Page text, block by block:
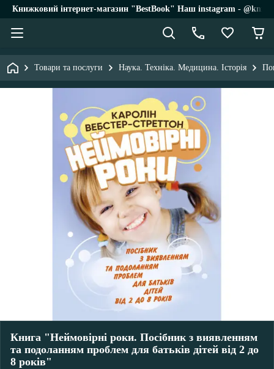
Книжковий інтернет-магазин "BestBook" Наш instagram -
Товари та послуги Наука. Техніка. Медицина. Історія
Книга "Неймовірні роки. Посібник з виявленням
та подоланням проблем для батьків дітей від 2 до
8 років"